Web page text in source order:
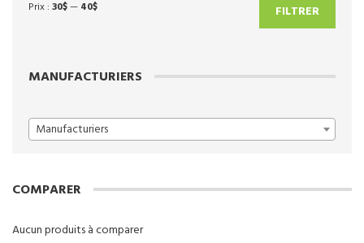
FILTRER
Prix : 30$— 40$
MANUFACTURIERS
Manufacturiers
COMPARER
Aucun produits à comparer